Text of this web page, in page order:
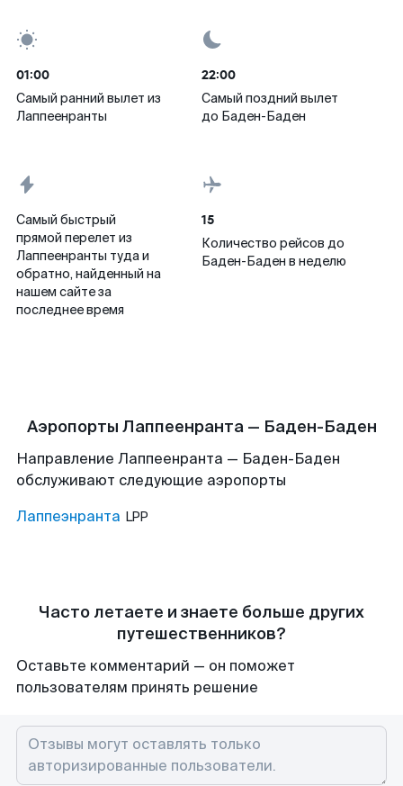
01:00
Самый ранний вылет из
Лаппеенранты
22:00
Самый поздний вылет
до Баден-Баден
Самый быстрый
прямой перелет из
Лаппеенранты туда и
обратно, найденный на
нашем сайте за
последнее время
15
Количество рейсов до
Баден-Баден в неделю
Аэропорты Лаппеенранта — Баден-Баден
Направление Лаппеенранта — Баден-Баден
обслуживают следующие аэропорты
Лаппеэнранта LPP
Часто летаете и знаете больше других
путешественников?
Оставьте комментарий — он поможет
пользователям принять решение